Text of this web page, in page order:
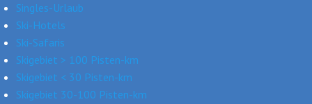
Singles-Urlaub
Ski-Hotels
Ski-Safaris
Skigebiet > 100 Pisten-km
Skigebiet < 30 Pisten-km
Skigebiet 30-100 Pisten-km